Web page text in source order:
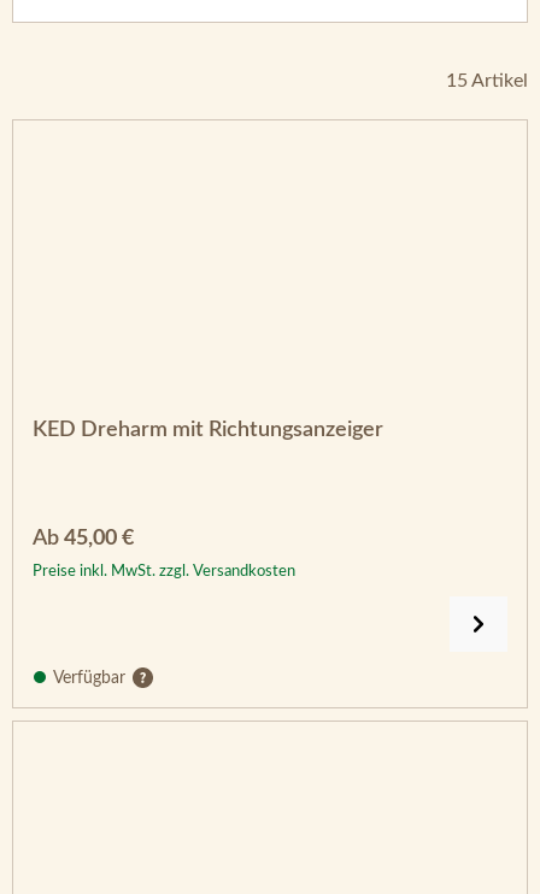
15 Artikel
KED Dreharm mit Richtungsanzeiger
Regulärer Preis:
Ab 45,00 €
Preise inkl. MwSt. zzgl. Versandkosten
Verfügbar